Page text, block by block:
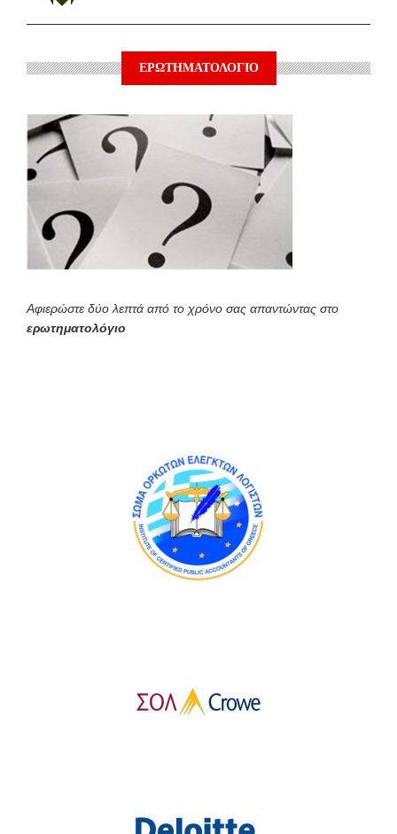
ΕΡΩΤΗΜΑΤΟΛΟΓΙΟ
Αφιερώστε δύο λεπτά από το χρόνο σας απαντώντας στο
ερωτηματολόγιο